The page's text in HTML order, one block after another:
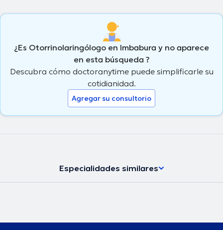
¿Es Otorrinolaringólogo en Imbabura y no aparece
en esta búsqueda ?
Descubra cómo doctoranytime puede simplificarle su
cotidianidad.
Agregar su consultorio
Especialidades similares